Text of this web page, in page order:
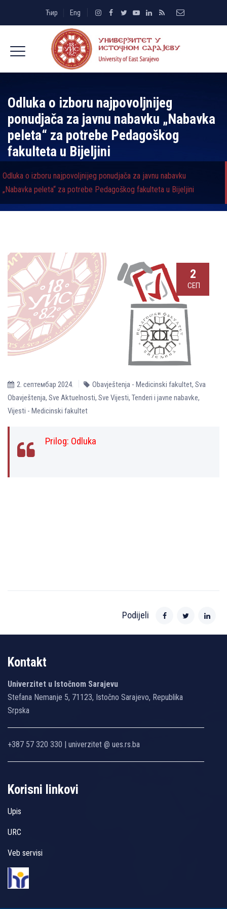
Ћир Eng
Odluka o izboru najpovoljnijeg
ponudjača za javnu nabavku „Nabavka
peleta“ za potrebe Pedagoškog
fakulteta u Bijeljini
Odluka o izboru najpovoljnijeg ponudjača za javnu nabavku
„Nabavka peleta“ za potrebe Pedagoškog fakulteta u Bijeljini
2
СЕП
2. септембар 2024. Obavještenja - Medicinski fakultet, Sva
Obavještenja, Sve Aktuelnosti, Sve Vijesti, Tenderi i javne nabavke,
Vijesti - Medicinski fakultet
Prilog: Odluka
Podijeli
Kontakt
Univerzitet u Istočnom Sarajevu
Stefana Nemanje 5, 71123, Istočno Sarajevo, Republika
Srpska
+387 57 320 330 | univerzitet @ ues.rs.ba
Korisni linkovi
Upis
URC
Veb servisi